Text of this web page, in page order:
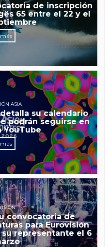
de inscripción
65 entre el 22 y el
ASIA
su calendario
podrán seguirse en
YouTube
convocatoria de
para Eurovisión
representante el 6